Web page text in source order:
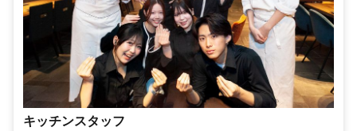
キッチンスタッフ